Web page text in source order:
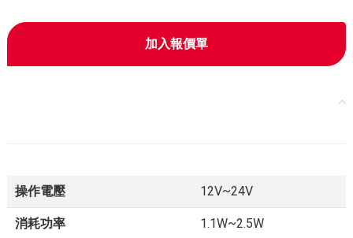
加入報價單
操作電壓 12V~24V
消耗功率 1.1W~2.5W